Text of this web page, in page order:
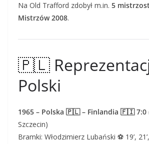
Na Old Trafford zdobył m.in. 5
Mistrzów 2008.
🇵🇱
Polski
1965 – Polska 🇵🇱 – Finlandia 🇫🇮 7:0
Szczecin)
Bramki: Włodzimierz Lubański ⚽ 19’,